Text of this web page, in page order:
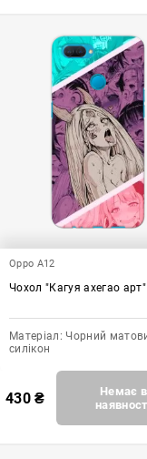
Oppo A12
Чохол "Кагуя ахегао арт"
Матеріал: Чорний
силікон
430₴
Немає в